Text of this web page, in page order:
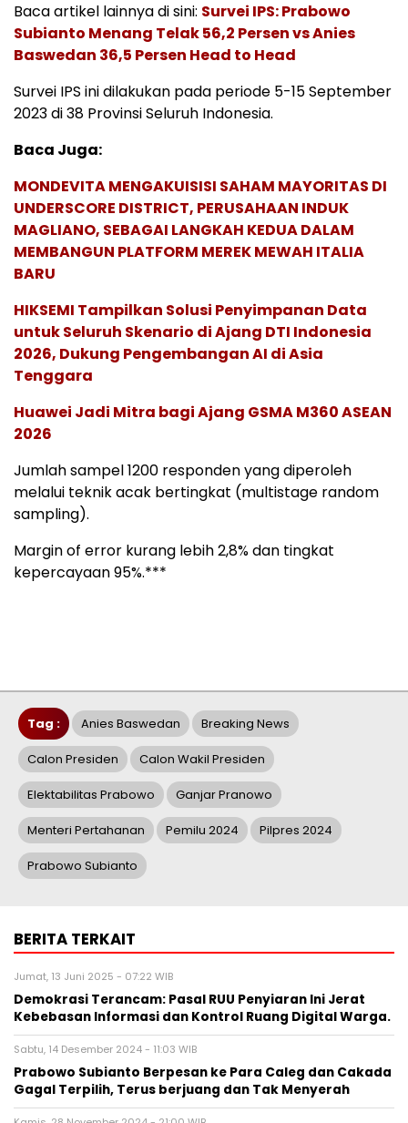
Baca artikel lainnya di sini: Survei IPS: Prabowo
Subianto Menang Telak 56,2 Persen vs Anies
Baswedan 36,5 Persen Head to Head
Survei IPS ini dilakukan pada periode 5-15 September
2023 di 38 Provinsi Seluruh Indonesia.
Baca Juga:
MONDEVITA MENGAKUISISI SAHAM MAYORITAS DI
UNDERSCORE DISTRICT, PERUSAHAAN INDUK
MAGLIANO, SEBAGAI LANGKAH KEDUA DALAM
MEMBANGUN PLATFORM MEREK MEWAH ITALIA
BARU
HIKSEMI Tampilkan Solusi Penyimpanan Data
untuk Seluruh Skenario di Ajang DTI Indonesia
2026, Dukung Pengembangan AI di Asia
Tenggara
Huawei Jadi Mitra bagi Ajang GSMA M360 ASEAN
2026
Jumlah sampel 1200 responden yang diperoleh
melalui teknik acak bertingkat (multistage random
sampling).
Margin of error kurang lebih 2,8% dan tingkat
kepercayaan 95%.***
Tag : Anies Baswedan Breaking News
Calon Presiden Calon Wakil Presiden
Elektabilitas Prabowo Ganjar Pranowo
Menteri Pertahanan Pemilu 2024 Pilpres 2024
Prabowo Subianto
BERITA TERKAIT
Jumat, 13 Juni 2025 - 07:22 WIB
Demokrasi Terancam: Pasal RUU Penyiaran Ini Jerat
Kebebasan Informasi dan Kontrol Ruang Digital Warga.
Sabtu, 14 Desember 2024 - 11:03 WIB
Prabowo Subianto Berpesan ke Para Caleg dan Cakada
Gagal Terpilih, Terus berjuang dan Tak Menyerah